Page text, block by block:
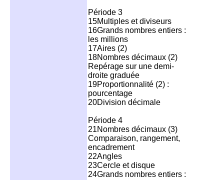
Période 3
15Multiples et diviseurs
16Grands nombres entiers :
les millions
17Aires (2)
18Nombres décimaux (2)
Repérage sur une demi-
droite graduée
19Proportionnalité (2) :
pourcentage
20Division décimale
Période 4
21Nombres décimaux (3)
Comparaison, rangement,
encadrement
22Angles
23Cercle et disque
24Grands nombres entiers :